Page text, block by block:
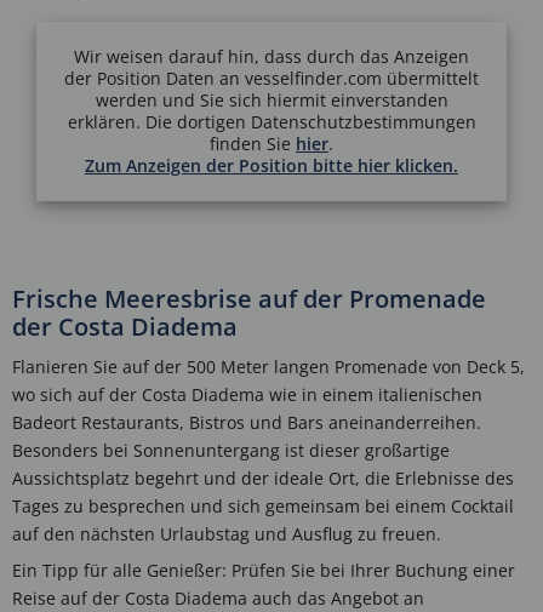
Wir weisen darauf hin, dass durch das Anzeigen
der Position Daten an vesselfinder.com übermittelt
werden und Sie sich hiermit einverstanden
erklären. Die dortigen Datenschutzbestimmungen
finden Sie hier.
Zum Anzeigen der Position bitte hier klicken.
Frische Meeresbrise auf der Promenade
der Costa Diadema
Flanieren Sie auf der 500 Meter langen Promenade von Deck 5,
wo sich auf der Costa Diadema wie in einem italienischen
Badeort Restaurants, Bistros und Bars aneinanderreihen.
Besonders bei Sonnenuntergang ist dieser großartige
Aussichtsplatz begehrt und der ideale Ort, die Erlebnisse des
Tages zu besprechen und sich gemeinsam bei einem Cocktail
auf den nächsten Urlaubstag und Ausflug zu freuen.
Ein Tipp für alle Genießer: Prüfen Sie bei Ihrer Buchung einer
Reise auf der Costa Diadema auch das Angebot an